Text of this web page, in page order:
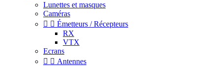
Lunettes et masques
Caméras
  Émetteurs / Récepteurs
RX
VTX
Ecrans
  Antennes